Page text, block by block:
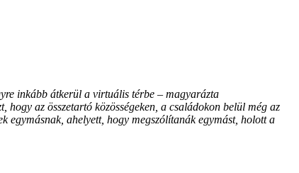
inkább átkerül a virtuális térbe – magyarázta
az összetartó közösségeken, a családokon belül még az
ahelyett, hogy megszólítanák egymást, holott a